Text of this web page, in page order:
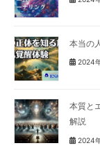
本当の
2024
本質と
解説
2024